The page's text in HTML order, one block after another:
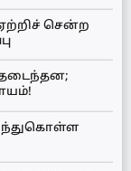
சென்ற